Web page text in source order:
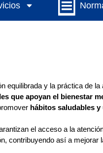
equilibrada y la práctica de
que apoyan el bienestar
hábitos saludables y
el acceso a la
contribuyendo así a mejorar